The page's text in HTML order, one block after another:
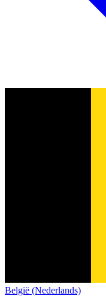
België (Nederlands)